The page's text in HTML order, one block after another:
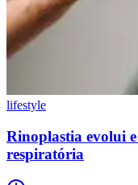
lifestyle
Rinoplastia evolui
respiratória